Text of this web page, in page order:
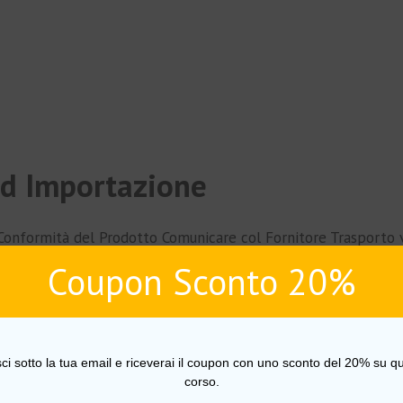
Importazione
del Prodotto Comunicare col Fornitore Trasporto
Prodotto
Puntato che Converte Descrizione e Keywords
la Pagina Prodotto Fotografie Fai da Te
Coupon Sconto 20%
sotto la tua email e riceverai il coupon con uno sconto del 20% su
corso.